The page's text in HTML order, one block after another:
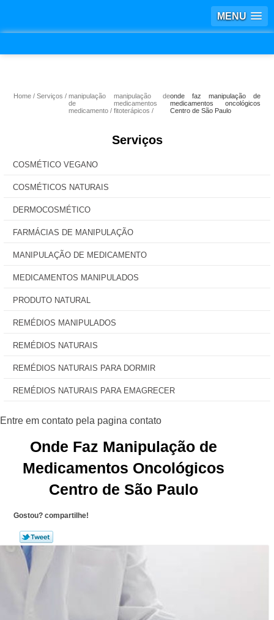
MENU
Home Serviços
manipulação
de
medicamento
manipulação de
medicamentos
fitoterápicos
onde faz manipulação de
medicamentos oncológicos
Centro de São Paulo
Serviços
COSMÉTICO VEGANO
COSMÉTICOS NATURAIS
DERMOCOSMÉTICO
FARMÁCIAS DE MANIPULAÇÃO
MANIPULAÇÃO DE MEDICAMENTO
MEDICAMENTOS MANIPULADOS
PRODUTO NATURAL
REMÉDIOS MANIPULADOS
REMÉDIOS NATURAIS
REMÉDIOS NATURAIS PARA DORMIR
REMÉDIOS NATURAIS PARA EMAGRECER
Onde Faz Manipulação de
Medicamentos Oncológicos
Centro de São Paulo
Gostou? compartilhe!